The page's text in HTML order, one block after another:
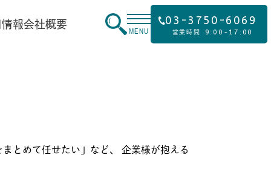
報会社概要
MENU
03-3750-6069
営業時間 9:00-17:00
とめて任せたい」など、 企業様が抱える